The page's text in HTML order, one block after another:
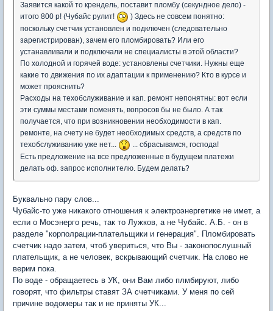
Заявится какой то крендель, поставит пломбу (секундное дело) -
итого 800 р! (Чубайс рулит!
) Здесь не совсем понятно:
поскольку счетчик установлен и подключен (следовательно
зарегистрирован), зачем его пломбировать? Или его
устанавливали и подключали не специалисты в этой области?
По холодной и горячей воде: установлены счетчики. Нужны еще
какие то движения по их адаптации к применению? Кто в курсе и
может прояснить?
Расходы на техобслуживание и кап. ремонт непонятны: вот если
эти суммы местами поменять, вопросов бы не было. А так
получается, что при возникновении необходимости в кап.
ремонте, на счету не будет необходимых средств, а средств по
техобслуживанию уже нет...
... сбрасывамся, господа!
Есть предложение на все предложенные в будущем платежи
делать оф. запрос исполнителю. Будем делать?
Буквально пару слов...
Чубайс-то уже никакого отношения к электроэнергетике не имет, а
если о Мосэнерго речь, так то Лужков, а не Чубайс. А.Б. - он в
разделе "корполрации-плательщики и генерация". Пломбировать
счетчик надо затем, чтоб увериться, что Вы - законопослушный
плательщик, а не человек, вскрывающий счетчик. На слово не
верим пока.
По воде - обращаетесь в УК, они Вам либо плмбируют, либо
говорят, что фильтры ставят ЗА счетчиками. У меня по сей
причине водомеры так и не приняты УК...